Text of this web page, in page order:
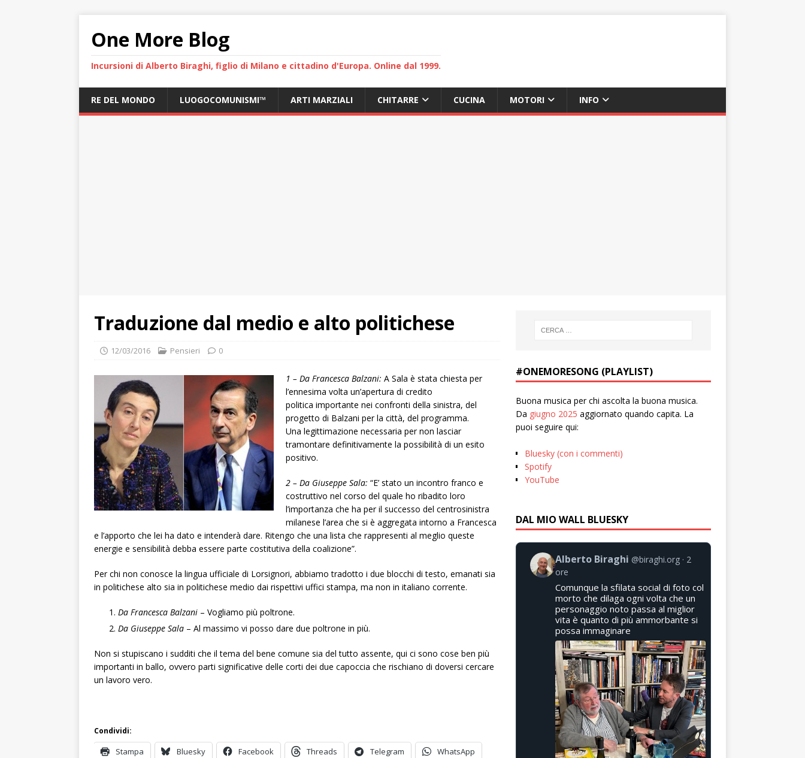
One More Blog
Incursioni di Alberto Biraghi, figlio di Milano e cittadino d'Europa. Online dal 1999.
RE DEL MONDO LUOGOCOMUNISMI™ ARTI MARZIALI CHITARRE CUCINA MOTORI INFO
Traduzione dal medio e alto politichese
12/03/2016 Pensieri 0
1 – Da Francesca Balzani: A Sala è stata chiesta per
l’ennesima volta un’apertura di credito
politica importante nei confronti della sinistra, del
progetto di Balzani per la città, del programma.
Una legittimazione necessaria per non lasciar
tramontare definitivamente la possibilità di un esito
positivo.
2 – Da Giuseppe Sala: “E’ stato un incontro franco e
costruttivo nel corso del quale ho ribadito loro
l’importanza che ha per il successo del centrosinistra
milanese l’area che si è aggregata intorno a Francesca
e l’apporto che lei ha dato e intenderà dare. Ritengo che una lista che rappresenti al meglio queste
energie e sensibilità debba essere parte costitutiva della coalizione”.
Per chi non conosce la lingua ufficiale di Lorsignori, abbiamo tradotto i due blocchi di testo, emanati sia
in politichese alto sia in politichese medio dai rispettivi uffici stampa, ma non in italiano corrente.
Da Francesca Balzani – Vogliamo più poltrone.
Da Giuseppe Sala – Al massimo vi posso dare due poltrone in più.
Non si stupiscano i sudditi che il tema del bene comune sia del tutto assente, qui ci sono cose ben più
importanti in ballo, ovvero parti significative delle corti dei due capoccia che rischiano di doversi cercare
un lavoro vero.
Condividi:
Stampa Bluesky Facebook Threads Telegram WhatsApp
#ONEMORESONG (PLAYLIST)
Buona musica per chi ascolta la buona musica.
Da giugno 2025 aggiornato quando capita. La
puoi seguire qui:
Bluesky (con i commenti)
Spotify
YouTube
DAL MIO WALL BLUESKY
Alberto Biraghi @biraghi.org
2
ore
Comunque la sfilata social di foto col
morto che dilaga ogni volta che un
personaggio noto passa al miglior
vita è quanto di più ammorbante si
possa immaginare